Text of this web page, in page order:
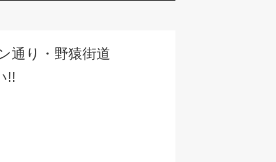
通り・野猿街道
!!